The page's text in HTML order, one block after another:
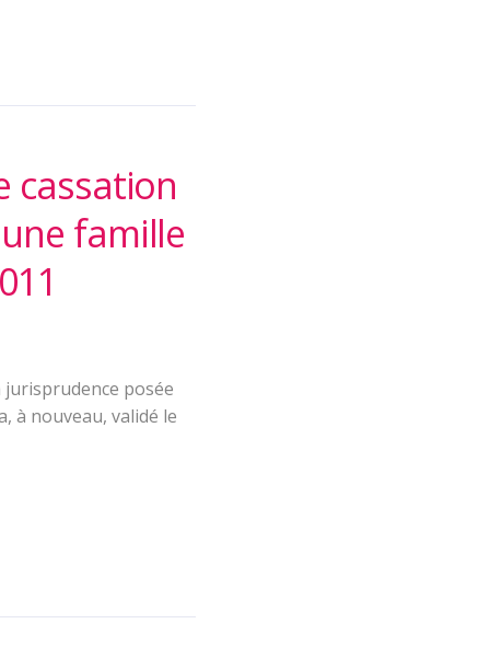
cassation
famille
jurisprudence posée
à nouveau, validé le